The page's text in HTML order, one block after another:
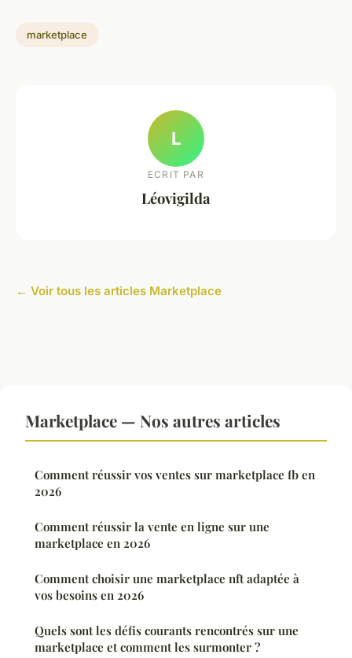
marketplace
L
ECRIT PAR
Léovigilda
← Voir tous les articles Marketplace
Marketplace — Nos autres articles
Comment réussir vos ventes sur marketplace fb en
2026
Comment réussir la vente en ligne sur une
marketplace en 2026
Comment choisir une marketplace nft adaptée à
vos besoins en 2026
Quels sont les défis courants rencontrés sur une
marketplace et comment les surmonter ?